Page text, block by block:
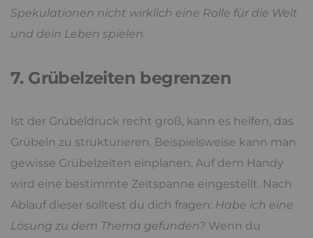
Spekulationen nicht wirklich eine Rolle für die Welt
und dein Leben spielen.
7. Grübelzeiten begrenzen
Ist der Grübeldruck recht groß, kann es helfen, das
Grübeln zu strukturieren. Beispielsweise kann man
gewisse Grübelzeiten einplanen. Auf dem Handy
wird eine bestimmte Zeitspanne eingestellt. Nach
Ablauf dieser solltest du dich fragen: Habe ich eine
Lösung zu dem Thema gefunden? Wenn du